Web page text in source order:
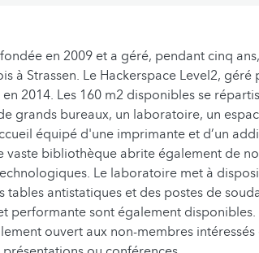
en 2009 et a géré, pendant cinq
à Strassen. Le Hackerspace Level2, géré
2014. Les 160 m2 disponibles se
grands bureaux, un laboratoire, un
équipé d'une imprimante et d’un
vaste bibliothèque abrite également de
Le laboratoire met à
tables antistatiques et des postes de
performante sont également
ouvert aux non-membres